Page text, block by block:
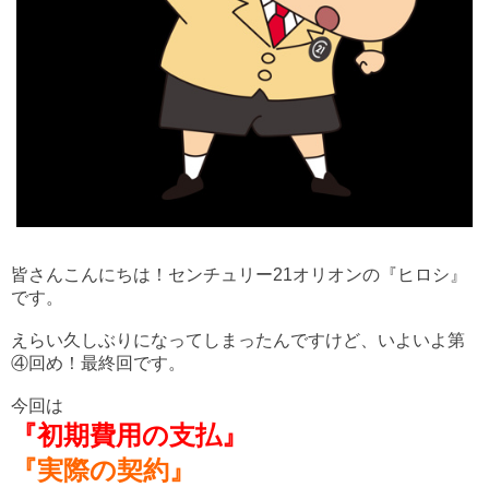
皆さんこんにちは！センチュリー21オリオンの『ヒロシ』
です。
えらい久しぶりになってしまったんですけど、いよいよ第
④回め！最終回です。
今回は
『初期費用の支払』
『実際の契約』